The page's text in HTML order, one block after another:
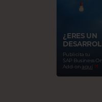
¿ERES UN
Publicita tu
SAP Business
Add-on aquí